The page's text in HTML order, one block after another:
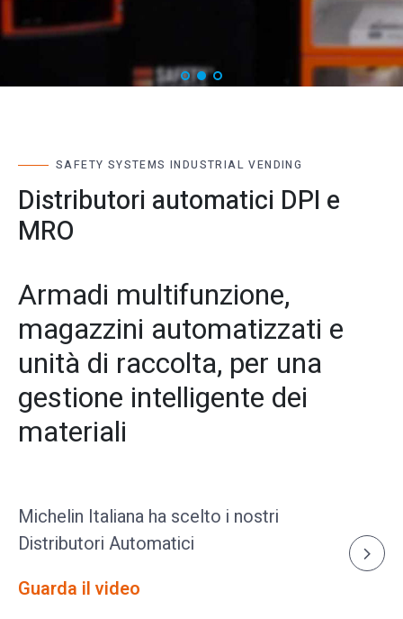
SAFETY SYSTEMS INDUSTRIAL VENDING​
Distributori automatici DPI e
MRO
Armadi multifunzione,
magazzini automatizzati e
unità di raccolta, per una
gestione intelligente dei
materiali
Michelin Italiana ha scelto i nostri
Distributori Automatici
Guarda il video